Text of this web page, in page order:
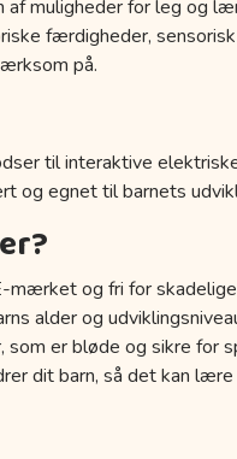
af muligheder for leg og
færdigheder,
på.
til interaktive
og egnet til barnets
mærket og fri for
alder og
som er bløde og sikre for
dit barn, så det kan lære